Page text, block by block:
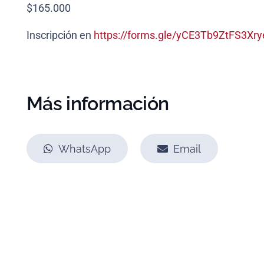
$165.000
Inscripción en https://forms.gle/
Más información
WhatsApp Email